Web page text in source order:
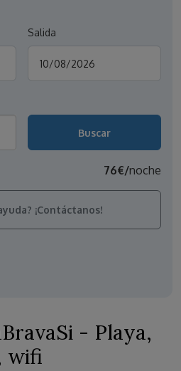
- Playa,
wifi
Salida
76€/noche
¡Contáctanos!